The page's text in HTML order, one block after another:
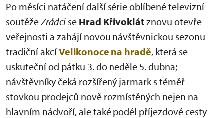
Po měsíci natáčení další série oblíbené televizní
soutěžeZrádci se Hrad Křivoklátznovu otevře
veřejnosti a zahájí novou návštěvnickou sezonu
tradiční akcíVelikonoce na hradě, která se
uskuteční od pátku 3. do neděle 5. dubna;
návštěvníky čeká rozšířený jarmark s téměř
stovkou prodejců nově rozmístěných nejen na
hlavním nádvoří, ale také podél příjezdové cesty